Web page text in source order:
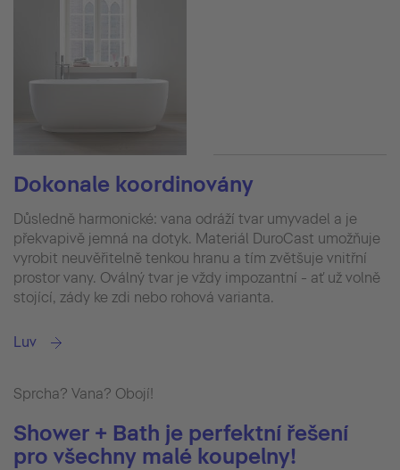
Dokonale koordinovány
Důsledně harmonické: vana odráží tvar umyvadel a je
překvapivě jemná na dotyk. Materiál DuroCast umožňuje
vyrobit neuvěřitelně tenkou hranu a tím zvětšuje vnitřní
prostor vany. Oválný tvar je vždy impozantní - ať už volně
stojící, zády ke zdi nebo rohová varianta.
Luv
Sprcha? Vana? Obojí!
Shower + Bath je perfektní řešení
pro všechny malé koupelny!